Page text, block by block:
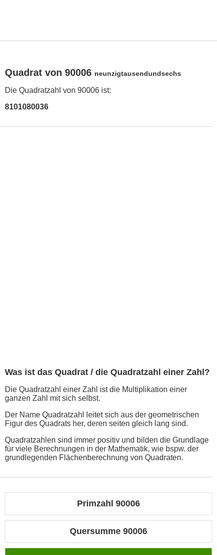
Quadrat von 90006 neunzigtausendundsechs
Die Quadratzahl von 90006 ist:
8101080036
Was ist das Quadrat / die Quadratzahl einer Zahl?
Die Quadratzahl einer Zahl ist die Multiplikation einer
ganzen Zahl mit sich selbst.
Der Name Quadratzahl leitet sich aus der geometrischen
Figur des Quadrats her, deren seiten gleich lang sind.
Quadratzahlen sind immer positiv und bilden die Grundlage
für viele Berechnungen in der Mathematik, wie bspw. der
grundlegenden Flächenberechnung von Quadraten.
Primzahl 90006
Quersumme 90006